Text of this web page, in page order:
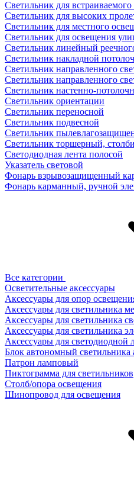
Светильник для
Светильник для высоких
Светильник для местного
Светильник для освещения
Светильник линейный
Светильник накладной
Светильник направленного
Светильник направленного
Светильник настенно-
Светильник ориентации
Светильник переносной
Светильник подвесной
Светильник
Светильник торшерный,
Светодиодная лента полосой
Указатель световой
Фонарь взрывозащищенный
Фонарь карманный, ручной
Все категории
Осветительные аксессуары
Аксессуары для опор
Аксессуары для светильника
Аксессуары для светильника
Аксессуары для светильника
Аксессуары для светодиодной
Блок автономный светильника
Патрон ламповый
Пиктограмма для светильников
Столб/опора освещения
Шинопровод для освещения